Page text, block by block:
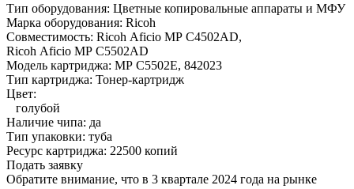
Тип оборудования: Цветные копировальные аппараты и МФУ
Марка оборудования: Ricoh
Совместимость: Ricoh Aficio MP C4502AD,
Ricoh Aficio MP C5502AD
Модель картриджа: MP C5502E, 842023
Тип картриджа: Тонер-картридж
Цвет:
голубой
Наличие чипа: да
Тип упаковки: туба
Ресурс картриджа: 22500 копий
Подать заявку
Обратите внимание, что в 3 квартале 2024 года на рынке